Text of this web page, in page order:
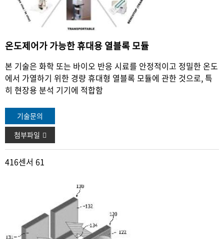
온도제어가 가능한 휴대용 열블록 모듈
본 기술은 화학 또는 바이오 반응 시료를 안정적이고 정밀한 온도
에서 가열하기 위한 경량 휴대형 열블록 모듈에 관한 것으로,특
히 현장용 분석 기기에 적합함
기술문의
첨부파일
416센서 61